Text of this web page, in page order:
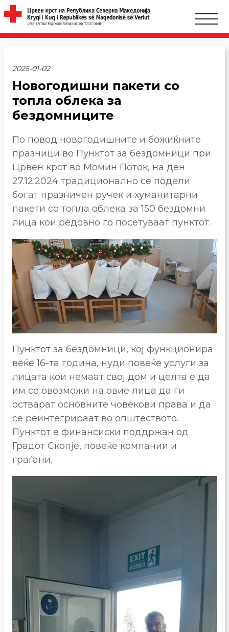
2025-01-02
Новогодишни пакети со
топла облека за
бездомниците
По повод новогодишните и божиќните
празници во Пунктот за бездомници при
Црвен крст во Момин Поток, на ден
27.12.2024 традиционално се подели
богат празничен ручек и хуманитарни
пакети со топла облека за 150 бездомни
лица кои редовно го посетуваат пунктот.
Пунктот за бездомници, кој функционира
веќе 16-та година, нуди повеќе услуги за
лицата кои немаат свој дом и целта е да
им се овозможи на овие лица да ги
остварат основните човекови права и да
се реинтегрираат во општеството.
Пунктот е финансиски поддржан од
Градот Скопје, повеќе компании и
граѓани.